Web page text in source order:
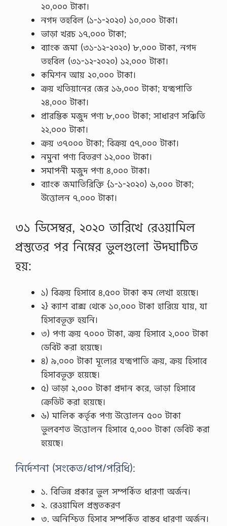
২০,০০০ টাকা।
নগদ তহবিল (১-১-২০২০) ১০,০০০ টাকা।
ভাড়া খরচ ১৭,০০০ টাকা;
ব্যাংক জমা (৩১-১২-২০২০) ৮,০০০ টাকা, নগদ
তহবিল (৩১-১২-২০২০) ১২,০০০ টাকা।
কমিশন আয় ২০,০০০ টাকা।
ক্রয় খতিয়ানের জের ১৬,০০০ টাকা; যন্ত্রপাতি
২৪,০০০ টাকা।
প্রারম্ভিক মজুদ পণ্য ৮,০০০ টাকা; সাধারণ সঞ্চিতি
২২,০০০ টাকা।
ক্রয় ৩৭০০০ টাকা; বিক্রয় ৫৭,০০০ টাকা।
নমুনা পণ্য বিতরণ ১২,০০০ টাকা।
সমাপনী মজুদ পণ্য ৪,০০০ টাকা।
ব্যাংক জমাতিরিক্তি {১-১-২০২০) ৬,০০০ টাকা;
উত্তোলন ৭,০০০ টাকা।
৩১ ডিসেম্বর, ২০২০ তারিখে রেওয়ামিল
প্রস্তুতের পর নিম্নের ভুলগুলাে উদঘাটিত
হয়:
১) বিক্রয় হিসাবে ৪,৫০০ টাকা কম লেখা হয়েছে।
২} ক্যাশ বাক্স থেকে ১০,০০০ টাকা হারিয়ে যায়, যা
হিসাবভূক্ত হয়নি।
৩) পণ্য ক্রয় ৭০০০ টাকা, ক্রয় হিসাবে ২,০০০ টাকা
ডেবিট করা হয়েছে।
৪) ৯,০০০ টাকা মূল্যের যন্ত্রপাতি ক্রয়, ক্রয় হিসাবে
হিসাবভূক্ত হয়েছে।
৫) ভাড়া ২,০০০ টাকা প্রদান করে, ভাড়া হিসাবে
ক্রেডিট করা হয়েছে।
৬) মালিক কর্তৃক পণ্য উত্তোলন ৫০০ টাকা
ভুলবশত উত্তোলন হিসাবে ৫,০০০ টাকা ডেবিট করা
হয়েছে।
নির্দেশনা (সংকেত/ধাপ/পরিধি):
১. বিভিন্ন প্রকার ভুল সম্পর্কিত ধারণা অর্জন।
২. রেওয়ামিল প্রস্তুতকরণ
৩. অনিশ্চিত হিসাব সম্পর্কিত বাস্তব ধারণা অর্জন।